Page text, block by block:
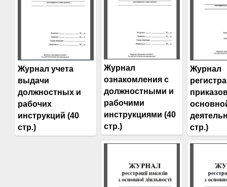
Журнал учета
выдачи
должностных и
рабочих
инструкций (40
стр.)
Журнал
ознакомления с
должностными и
рабочими
инструкциями (40
стр.)
Журнал
стр.)